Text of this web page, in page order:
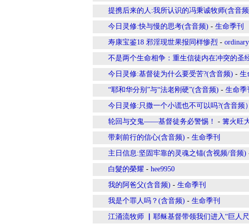
提携后来的人:我所认识的冯秉诚牧师(含音
今日灵修:快与慢的思考(含音频) - 生命季刊
寿康宝鉴18 邪淫现世果报同样惨烈 -
不是两个生命相争：重生信徒内在冲突的圣
今日灵修:基督徒为什么要受苦?(含音频) - 生
“耶和华分别”与“法老刚硬”(含音频) - 生命季
今日灵修:只撒一个小谎也不可以吗?(含音频）
轮回与交鬼——基督徒务必警惕！ - 篝火旺
带刺前行的信心(含音频) - 生命季刊
主日信息:坚固牢靠的灵魂之锚(含视频/音频)
白髮的榮耀 - hee9950
我的阿爸父(含音频) - 生命季刊
我是个罪人吗？(含音频) - 生命季刊
江涌流牧师 ▏耶稣基督带领我们进入“巨人